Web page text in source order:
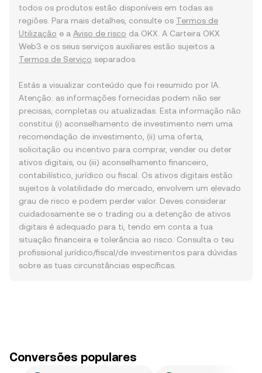
todos os produtos estão disponíveis em todas as
regiões. Para mais detalhes, consulte os Termos de
Utilização e a Aviso de risco da OKX. A Carteira OKX
Web3 e os seus serviços auxiliares estão sujeitos a
Termos de Serviço separados.
Estás a visualizar conteúdo que foi resumido por IA.
Atenção: as informações fornecidas podem não ser
precisas, completas ou atualizadas. Esta informação não
constitui (i) aconselhamento de investimento nem uma
recomendação de investimento, (ii) uma oferta,
solicitação ou incentivo para comprar, vender ou deter
ativos digitais, ou (iii) aconselhamento financeiro,
contabilístico, jurídico ou fiscal. Os ativos digitais estão
sujeitos à volatilidade do mercado, envolvem um elevado
grau de risco e podem perder valor. Deves considerar
cuidadosamente se o trading ou a detenção de ativos
digitais é adequado para ti, tendo em conta a tua
situação financeira e tolerância ao risco. Consulta o teu
profissional jurídico/fiscal/de investimentos para dúvidas
sobre as tuas circunstâncias específicas.
Conversões populares